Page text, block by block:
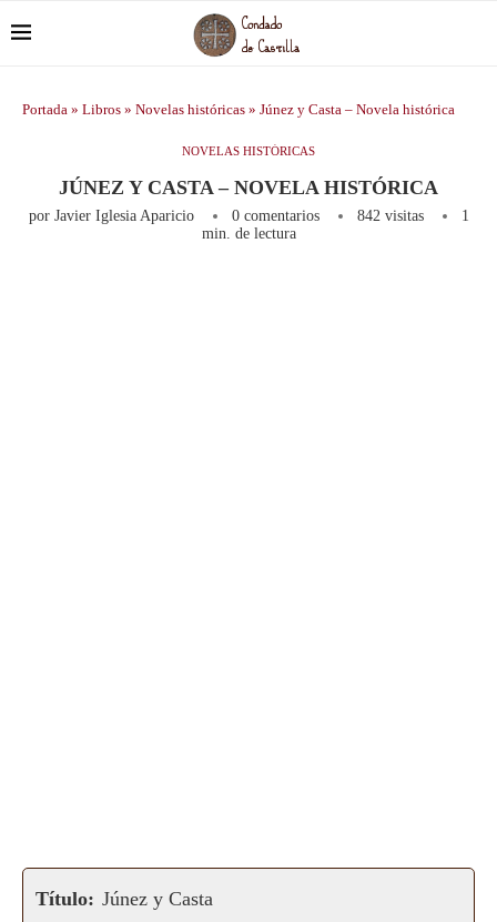
Portada » Libros » Novelas históricas » Júnez y Casta – Novela histórica
NOVELAS HISTÓRICAS
JÚNEZ Y CASTA – NOVELA HISTÓRICA
por Javier Iglesia Aparicio 0 comentarios 842visitas
1
min. de lectura
Título: Júnez y Casta